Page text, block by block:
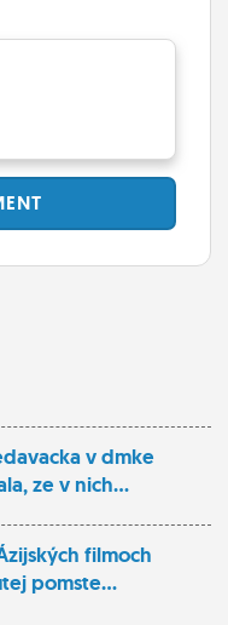
v dmke
ze v nich...
filmoch
pomste...